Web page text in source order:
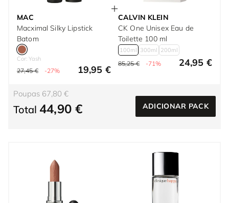
MAC
Macximal Silky Lipstick
Batom
Cor: Yash
27,45 € -27% 19,95 €
CALVIN KLEIN
CK One Unisex Eau de
Toilette 100 ml
100ml 300ml 200ml
85,25 € -71% 24,95 €
Poupas 67,80 €
Total 44,90 € ADICIONAR PACK